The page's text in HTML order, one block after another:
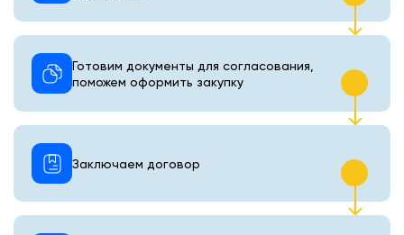
Готовим документы для согласования,
поможем оформить закупку
Заключаем договор